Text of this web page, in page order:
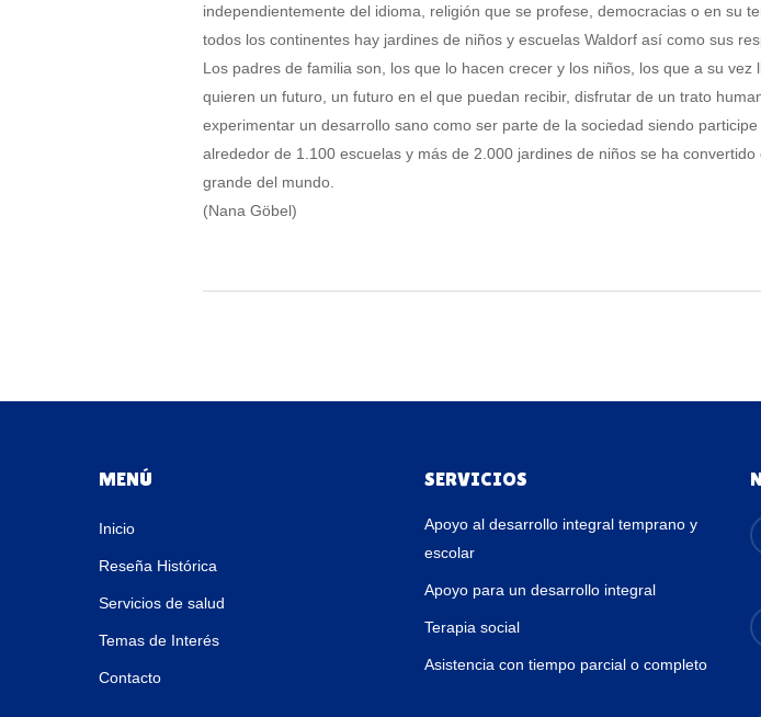
independientemente del idioma, religión que se profese, democracias o en su
todos los continentes hay jardines de niños y escuelas Waldorf así como sus
Los padres de familia son, los que lo hacen crecer y los niños, los que a su vez
quieren un futuro, un futuro en el que puedan recibir, disfrutar de un trato
experimentar un desarrollo sano como ser parte de la sociedad siendo
alrededor de 1.100 escuelas y más de 2.000 jardines de niños se ha
grande del mundo.
(Nana Göbel)
MENÚ
Inicio
Reseña Histórica
Servicios de salud
Temas de Interés
Contacto
SERVICIOS
Apoyo al desarrollo integral temprano y
escolar
Apoyo para un desarrollo integral
Terapia social
Asistencia con tiempo parcial o completo